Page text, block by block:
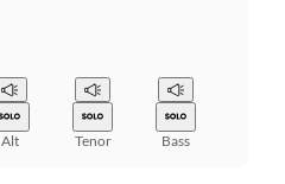
Alt Tenor Bass